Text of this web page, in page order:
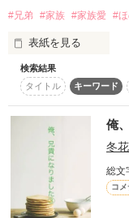
コンテスト
超短編で謎をし
復刻！夏の野い
ャレンジ！～
500文字の不気
200文字でゾッ
この2人が最強‼
スターツ出版小
賞」野いちご！会場
そんな最悪の出会い
リリィ・ロゼッタ侯
ふんわりとした淡い
透き通るほど白い肌
お人形のように可愛
残念なほどに自由で
#兄弟 #家族 #家族愛 #
表紙を見る
久遠家が10人兄弟に
弟達が少し大きく
検索結果
タイトル
キーワード
俺
冬
総文
コメ